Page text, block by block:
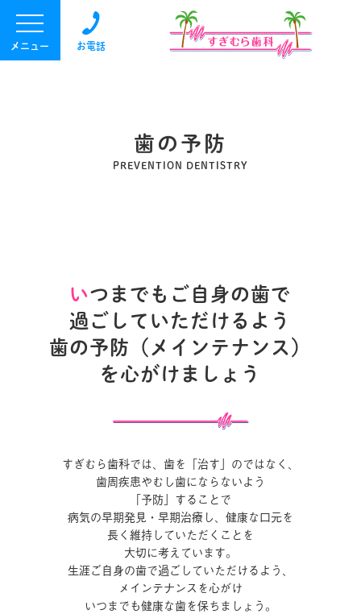
お電話
メニュー
歯の予防
PREVENTION DENTISTRY
いつまでもご自身の歯で
過ごしていただけるよう
歯の予防（メインテナンス）
を心がけましょう
すぎむら歯科では、歯を「治す」のではなく、
歯周疾患やむし歯にならないよう
「予防」することで
病気の早期発見・早期治療し、健康な口元を
長く維持していただくことを
大切に考えています。
生涯ご自身の歯で過ごしていただけるよう、
メインテナンスを心がけ
いつまでも健康な歯を保ちましょう。